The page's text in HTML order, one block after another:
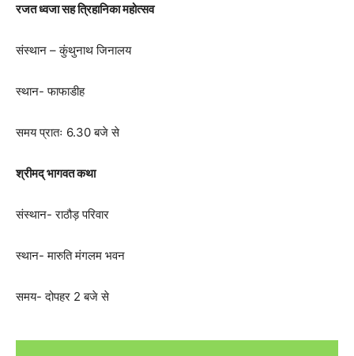
रजत ध्वजा सह त्रिहानिका महोत्सव
संस्थान – कुंथुनाथ जिनालय
स्थान- फाफाडीह
समय प्रातः 6.30 बजे से
श्रीमद् भागवत कथा
संस्थान- राठौड़ परिवार
स्थान- मारुति मंगलम भवन
समय- दोपहर 2 बजे से